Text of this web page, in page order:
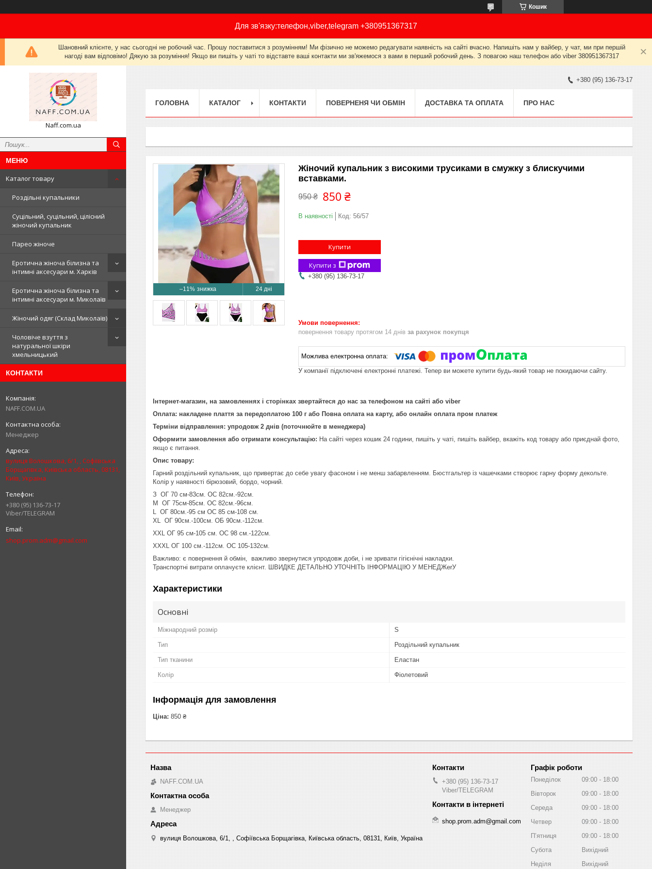
Кошик
Для зв'язку:телефон,viber,telegram +380951367317
Шановний клієнте, у нас сьогодні не робочий час. Прошу поставитися з розумінням! Ми фізично не можемо редагувати наявність на сайті вчасно. Напишіть нам у вайбер, у чат, ми при першій
нагоді вам відповімо! Дякую за розуміння! Якщо ви пишіть у чаті то відставте ваші контакти ми зв'яжемося з вами в перший робочий день. З повагою наш телефон або viber 380951367317
Naff.com.ua
Каталог товару
Роздільні купальники
Суцільний, суцільний, цілісний
жіночий купальник
Парео жіноче
Еротична жіноча білизна та
інтимні аксесуари м. Харків
Еротична жіноча білизна та
інтимні аксесуари м. Миколаїв
Жіночий одяг (Склад Миколаїв)
Чоловіче взуття з
натуральної шкіри
хмельницький
КОНТАКТИ
NAFF.COM.UA
Менеджер
вулиця Волошкова, 6/1, , Софіївська
Борщагівка, Київська область, 08131,
Київ, Україна
+380 (95) 136-73-17
Viber/TELEGRAM
shop.prom.adm@gmail.com
+380 (95) 136-73-17
ГОЛОВНА КАТАЛОГ КОНТАКТИ ПОВЕРНЕНЯ ЧИ ОБМІН ДОСТАВКА ТА ОПЛАТА ПРО НАС
–11% 24 дні
Жіночий купальник з високими трусиками в смужку з блискучими
вставками.
950 ₴ 850 ₴
В наявності Код: 56/57
Купити
Купити з
+380 (95) 136-73-17
повернення товару протягом 14 днів за рахунок покупця
У компанії підключені електронні платежі. Тепер ви можете купити будь-який товар не покидаючи сайту.
Інтернет-магазин, на замовленнях і сторінках звертайтеся до нас за телефоном на сайті або viber
Оплата: накладене плаття за передоплатою 100 г або Повна оплата на карту, або онлайн оплата пром платеж
Терміни відправлення: упродовж 2 днів (поточнюйте в менеджера)
Оформити замовлення або отримати консультацію: На сайті через кошик 24 години, пишіть у чаті, пишіть вайбер, вкажіть код товару або приєднай фото,
якщо є питання.
Опис товару:
Гарний роздільний купальник, що привертає до себе увагу фасоном і не менш забарвленням. Бюстгальтер із чашечками створює гарну форму декольте.
Колір у наявності бірюзовий, бордо, чорний.
З ОГ 70 см-83см. ОС 82см.-92см.
M ОГ 75см-85см. ОС 82см.-96см.
L ОГ 80см.-95 см ОС 85 см-108 см.
XL ОГ 90см.-100см. ОБ 90см.-112см.
XXL ОГ 95 см-105 см. ОС 98 см.-122см.
XXXL ОГ 100 см.-112см. ОС 105-132см.
Важливо: є повернення й обмін, важливо звернутися упродовж доби, і не зривати гігієнічні накладки.
Транспортні витрати оплачуєте клієнт. ШВИДКЕ ДЕТАЛЬНО УТОЧНІТЬ ІНФОРМАЦІЮ У МЕНЕДЖerУ
Характеристики
Основні
Міжнародний розмір S
Тип Роздільний купальник
Тип тканини Еластан
Колір Фіолетовий
Інформація для замовлення
Ціна: 850 ₴
NAFF.COM.UA
Менеджер
вулиця Волошкова, 6/1, , Софіївська Борщагівка, Київська область, 08131, Київ, Україна
+380 (95) 136-73-17
Viber/TELEGRAM
shop.prom.adm@gmail.com
Графік роботи
Понеділок 09:00
18:00
Вівторок
09:00
18:00
Середа
09:00
18:00
Четвер
09:00
18:00
Пʼятниця
09:00
18:00
Субота
Вихідний
Неділя
Вихідний